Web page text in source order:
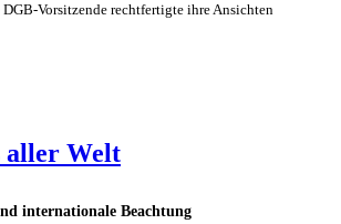
Vorsitzende rechtfertigte ihre Ansichten
internationale Beachtung
aller Welt